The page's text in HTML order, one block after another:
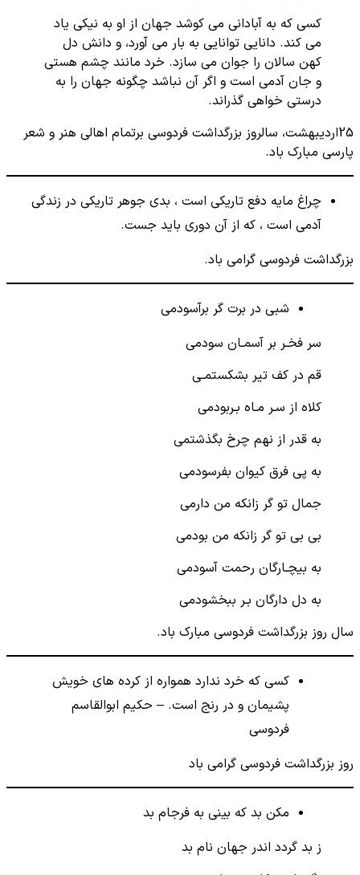
کسی که به آبادانی می کوشد جهان از او به نیکی یاد
می کند. دانایی توانایی به بار می آورد، و دانش دل
کهن سالان را جوان می سازد. خرد مانند چشم هستی
و جان آدمی است و اگر آن نباشد چگونه جهان را به
درستی خواهی گذراند.
25اردیبهشت، سالروز بزرگداشت فردوسی برتمام اهالی هنر و شعر
پارسی مبارک باد.
چراغ مایه دفع تاریکی است ، بدی جوهر تاریکی در زندگی
آدمی است ، که از آن دوری باید جست.
بزرگداشت فردوسی گرامی باد.
شبی در برت گر برآسودمی
سر فخـر بر آسمـان سودمی
قم در کف تیر بشکستمـی
کلاه از سـر مـاه بـربودمی
به قدر از نهم چرخ بگذشتمی
به پی فرق کیوان بفرسودمی
جمال تو گر زانکه من دارمی
بی بی تو گر زانکه من بودمی
به بیچـارگان رحمت آسودمی
به دل دارگان بـر ببخشودمی
سال روز بزرگداشت فردوسی مبارک باد.
کسی که خرد ندارد همواره از کرده های خویش
پشیمان و در رنج است. – حکیم ابوالقاسم
فردوسی
روز بزرگداشت فردوسی گرامی باد
مکن بد که بینی به فرجام بد
ز بد گردد اندر جهان نام بد